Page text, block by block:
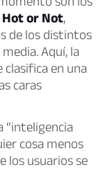
Hot or Not,
de los distintos
Aquí, la
en una
caras
“inteligencia
cosa menos
los usuarios se